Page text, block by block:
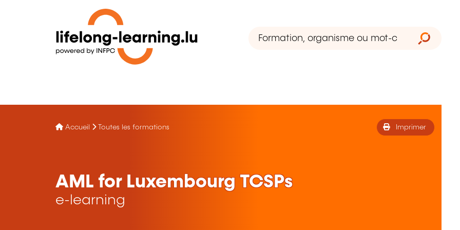
Accueil Toutes les formations Imprimer
AML for Luxembourg TCSPs
e-learning